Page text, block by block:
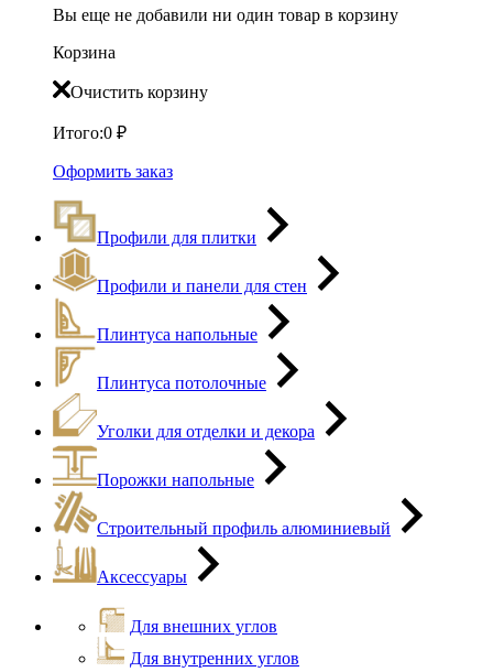
Вы еще не добавили ни один товар в корзину
Корзина
Очистить корзину
Итого:0 ₽
Оформить заказ
Профили для плитки
Профили и панели для стен
Плинтуса напольные
Плинтуса потолочные
Уголки для отделки и декора
Порожки напольные
Строительный профиль алюминиевый
Аксессуары
Для внешних углов
Для внутренних углов